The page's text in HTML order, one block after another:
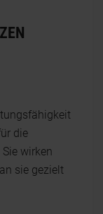
die
wirken
sie gezielt